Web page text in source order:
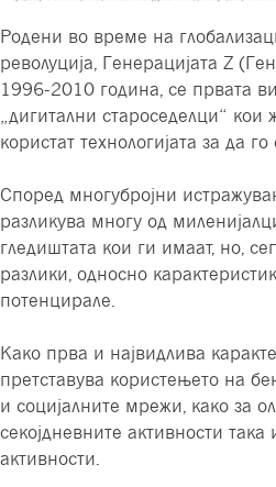
Родени во време на
револуција, Генерацијата Z
1996-2010 година, се првата
„дигитални староседелци“ кои
користат технологијата за да
Според многубројни
разликува многу од
гледиштата кои ги имаат, но,
разлики, односно
потенцирале.
Како прва и највидлива
претставува користењето на
и социјалните мрежи, како за
секојдневните активности така
активности.